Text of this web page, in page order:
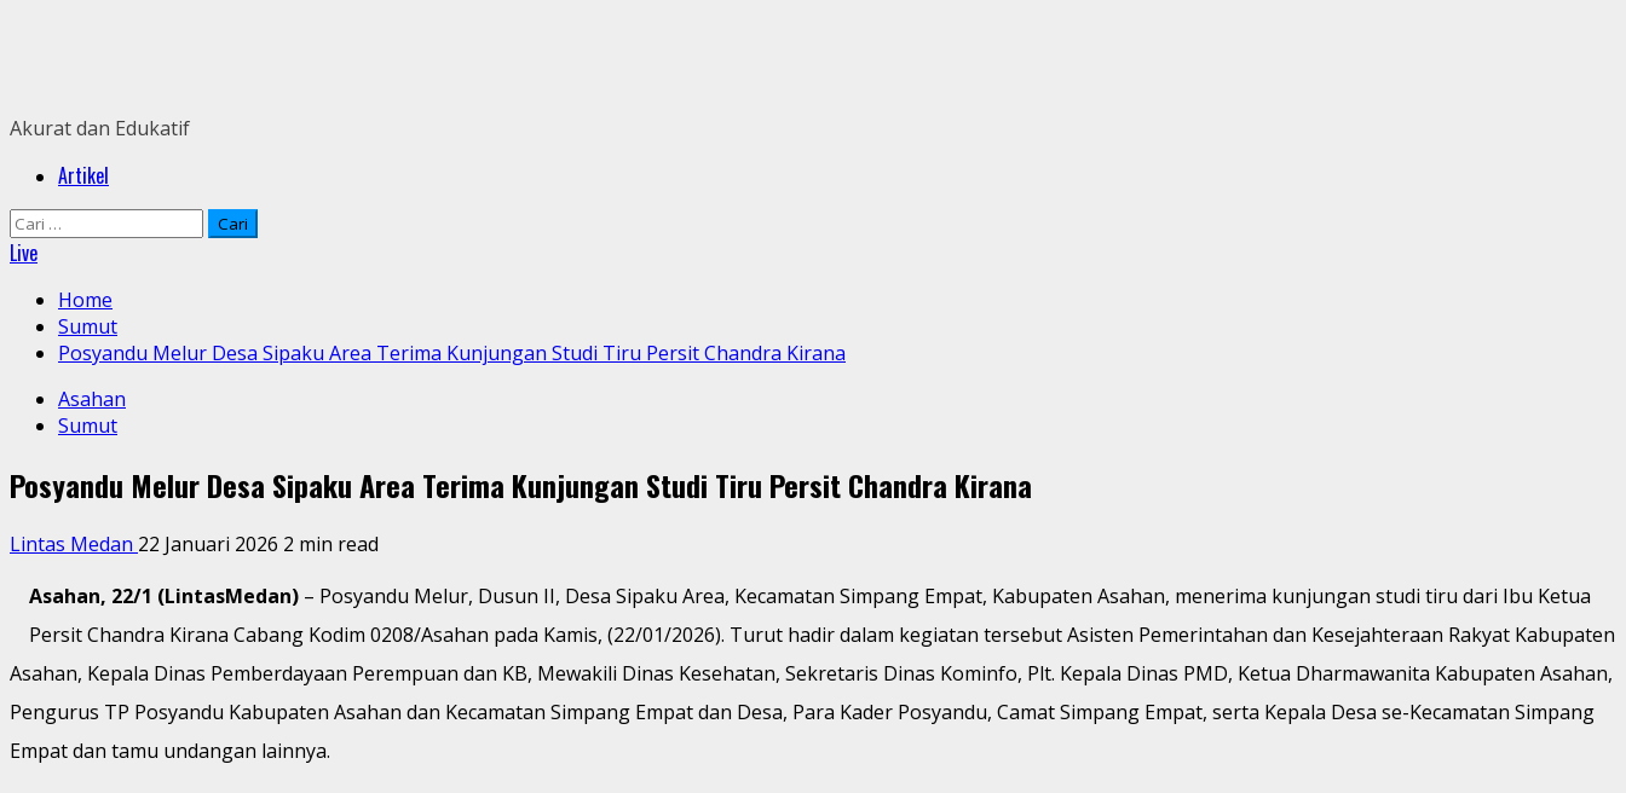
Akurat dan Edukatif
PrimaryArtikel
Cari
untuk:
Live
Home
Sumut
Posyandu Melur Desa Sipaku Area Terima Kunjungan Studi Tiru Persit Chandra Kirana
Asahan
Sumut
Posyandu Melur Desa Sipaku Area Terima Kunjungan Studi Tiru Persit Chandra Kirana
Lintas Medan 22 Januari 2026 2 min read
Asahan, 22/1 (LintasMedan) – Posyandu Melur, Dusun II, Desa Sipaku Area, Kecamatan Simpang Empat, Kabupaten Asahan, menerima kunjungan studi tiru dari Ibu Ketua
Persit Chandra Kirana Cabang Kodim 0208/Asahan pada Kamis, (22/01/2026). Turut hadir dalam kegiatan tersebut Asisten Pemerintahan dan Kesejahteraan Rakyat Kabupaten
Asahan, Kepala Dinas Pemberdayaan Perempuan dan KB, Mewakili Dinas Kesehatan, Sekretaris Dinas Kominfo, Plt. Kepala Dinas PMD, Ketua Dharmawanita Kabupaten Asahan,
Pengurus TP Posyandu Kabupaten Asahan dan Kecamatan Simpang Empat dan Desa, Para Kader Posyandu, Camat Simpang Empat, serta Kepala Desa se-Kecamatan Simpang
Empat dan tamu undangan lainnya.